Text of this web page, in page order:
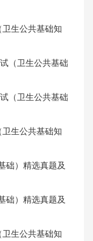
生公共基础知
（卫生公共基础
（卫生公共基础
生公共基础知
础）精选真题及
础）精选真题及
生公共基础知